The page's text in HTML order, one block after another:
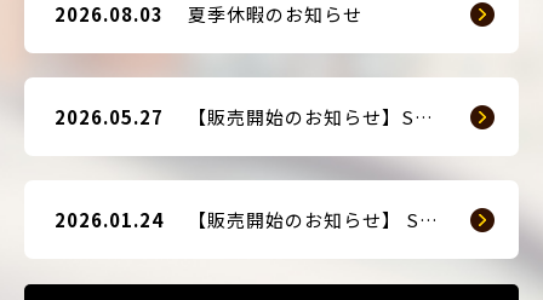
2026.08.03 夏季休暇のお知らせ
2026.05.27 【販売開始のお知らせ】SMART GUARD 3
2026.01.24 【販売開始のお知らせ】 SMART BLOCKER 2nd-Edition Plus